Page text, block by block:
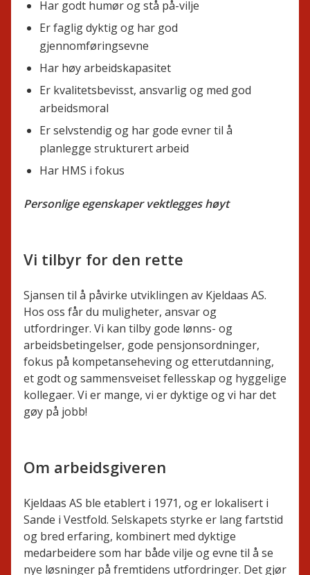
Har godt humør og stå på-vilje
Er faglig dyktig og har god
gjennomføringsevne
Har høy arbeidskapasitet
Er kvalitetsbevisst, ansvarlig og med god
arbeidsmoral
Er selvstendig og har gode evner til å
planlegge strukturert arbeid
Har HMS i fokus
Personlige egenskaper vektlegges høyt
Vi tilbyr for den rette
Sjansen til å påvirke utviklingen av Kjeldaas AS.
Hos oss får du muligheter, ansvar og
utfordringer. Vi kan tilby gode lønns- og
arbeidsbetingelser, gode pensjonsordninger,
fokus på kompetanseheving og etterutdanning,
et godt og sammensveiset fellesskap og hyggelige
kollegaer. Vi er mange, vi er dyktige og vi har det
gøy på jobb!
Om arbeidsgiveren
Kjeldaas AS ble etablert i 1971, og er lokalisert i
Sande i Vestfold. Selskapets styrke er lang fartstid
og bred erfaring, kombinert med dyktige
medarbeidere som har både vilje og evne til å se
nye løsninger på fremtidens utfordringer. Det gjør